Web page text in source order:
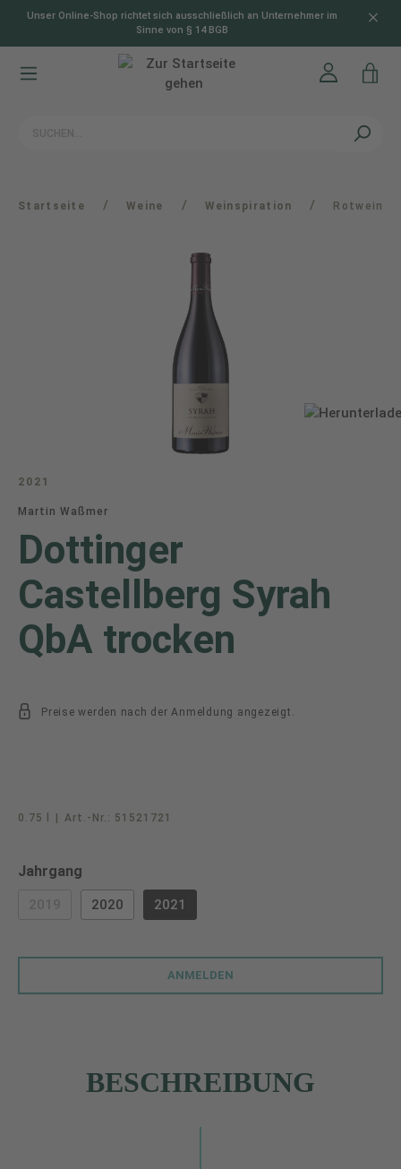
springen
Unser Online-Shop richtet sich ausschließlich an Unternehmer im
Sinne von § 14 BGB
Startseite / Weine / Weinspiration / Rotwein
2021
Martin Waßmer
Dottinger
Castellberg Syrah
QbA trocken
Preise werden nach der Anmeldung angezeigt.
0.75 l Art.-Nr.: 51521721
Jahrgang
(DIESE OPTION IST ZURZEIT NICHT VERFÜGBAR.)
2020 2021
ANMELDEN
BESCHREIBUNG